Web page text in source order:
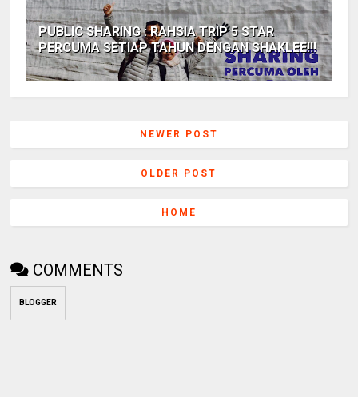
PUBLIC SHARING : RAHSIA TRIP 5 STAR
PERCUMA SETIAP TAHUN DENGAN SHAKLEE!!!
NEWER POST
OLDER POST
HOME
COMMENTS
BLOGGER